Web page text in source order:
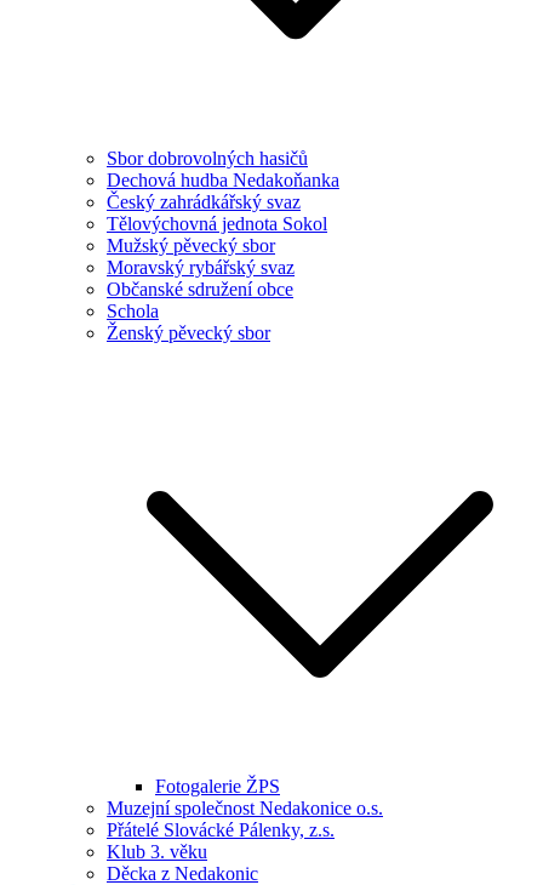
Sbor dobrovolných hasičů
Dechová hudba Nedakoňanka
Český zahrádkářský svaz
Tělovýchovná jednota Sokol
Mužský pěvecký sbor
Moravský rybářský svaz
Občanské sdružení obce
Schola
Ženský pěvecký sbor
Fotogalerie ŽPS
Muzejní společnost Nedakonice o.s.
Přátelé Slovácké Pálenky, z.s.
Klub 3. věku
Děcka z Nedakonic